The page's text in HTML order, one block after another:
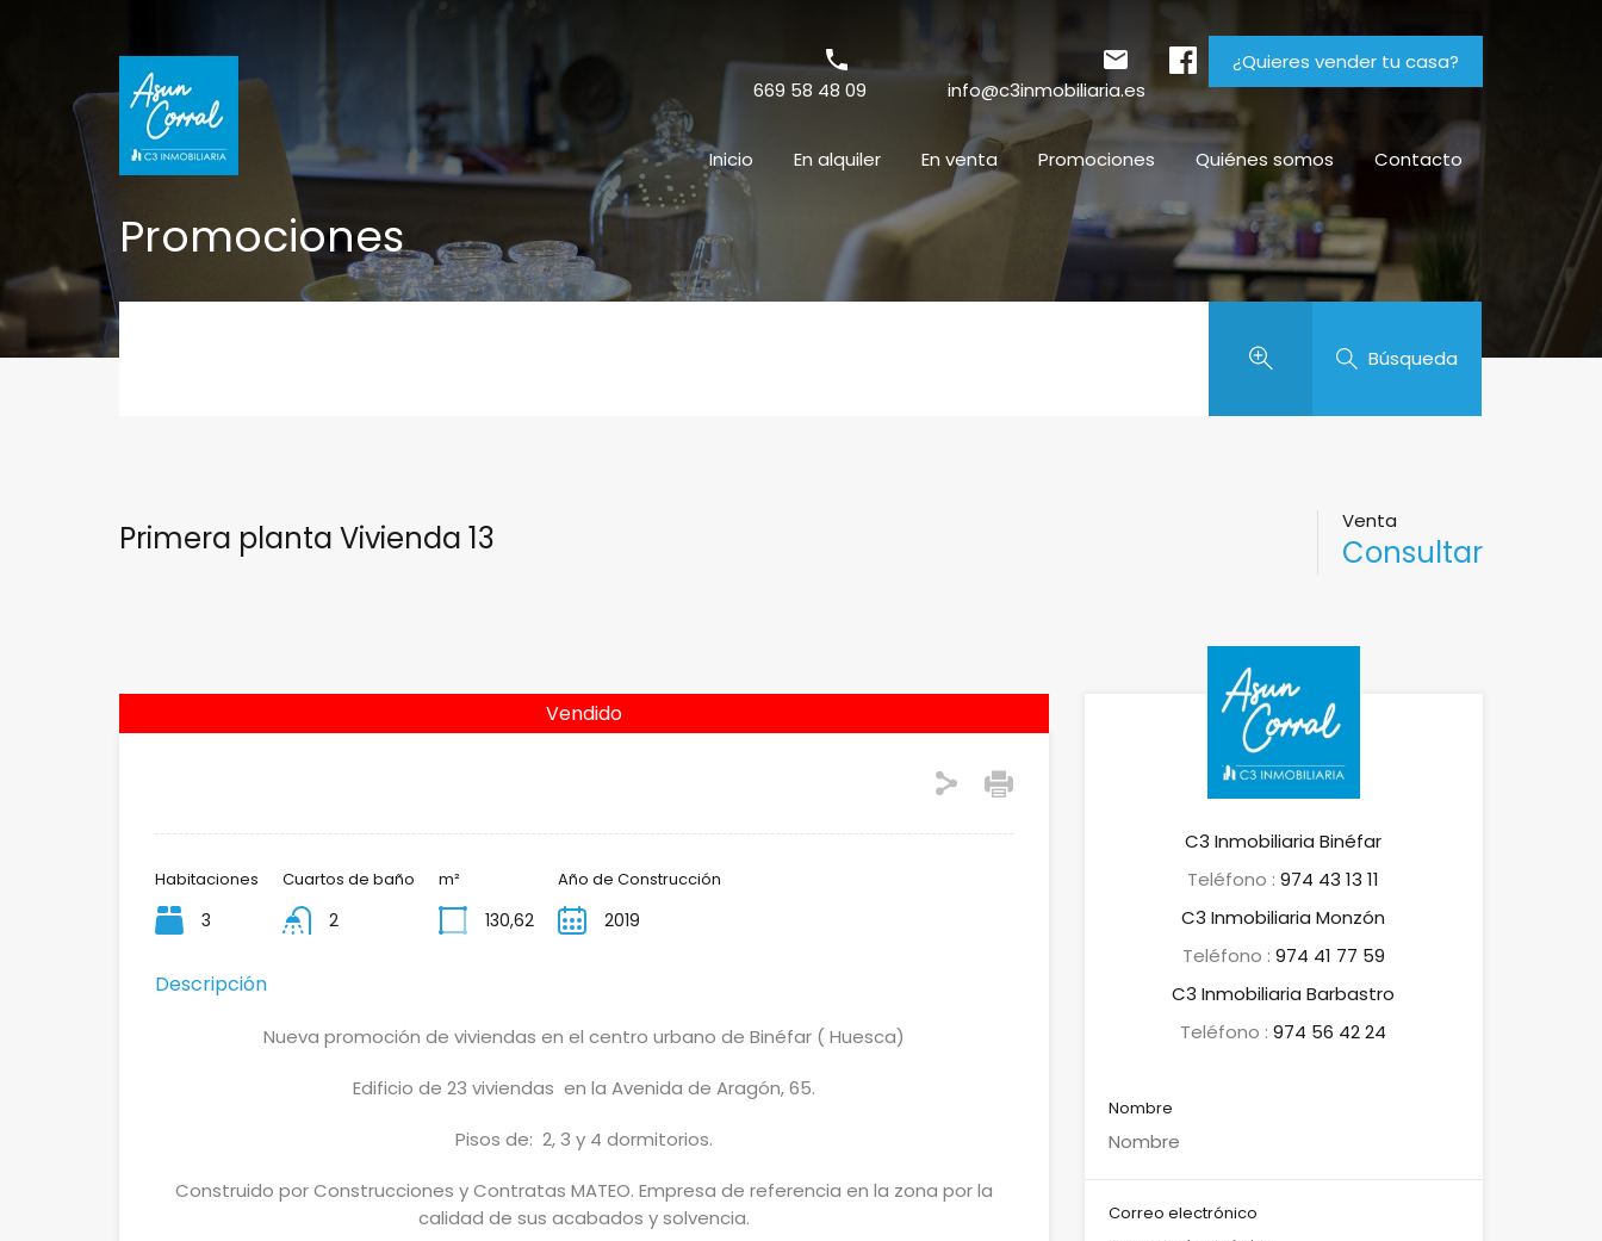
669 58 48 09 info@c3inmobiliaria.es
¿Quieres vender tu casa?
Inicio En alquiler En venta Promociones Quiénes somos Contacto
Promociones
Búsqueda
Primera planta Vivienda 13 Venta
Consultar
Vendido
Habitaciones
3
Cuartos de baño
2
m²
130,62
Año de Construcción
2019
Descripción
Nueva promoción de viviendas en el centro urbano de Binéfar ( Huesca)
Edificio de 23 viviendas en la Avenida de Aragón, 65.
Pisos de: 2, 3 y 4 dormitorios.
Construido por Construcciones y Contratas MATEO. Empresa de referencia en la zona por la
calidad de sus acabados y solvencia.
C3 Inmobiliaria Binéfar
Teléfono :974 43 13 11
C3 Inmobiliaria Monzón
Teléfono : 974 41 77 59
C3 Inmobiliaria Barbastro
Teléfono :974 56 42 24
Nombre
Correo electrónico